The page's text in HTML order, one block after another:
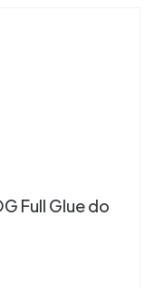
Full Glue do